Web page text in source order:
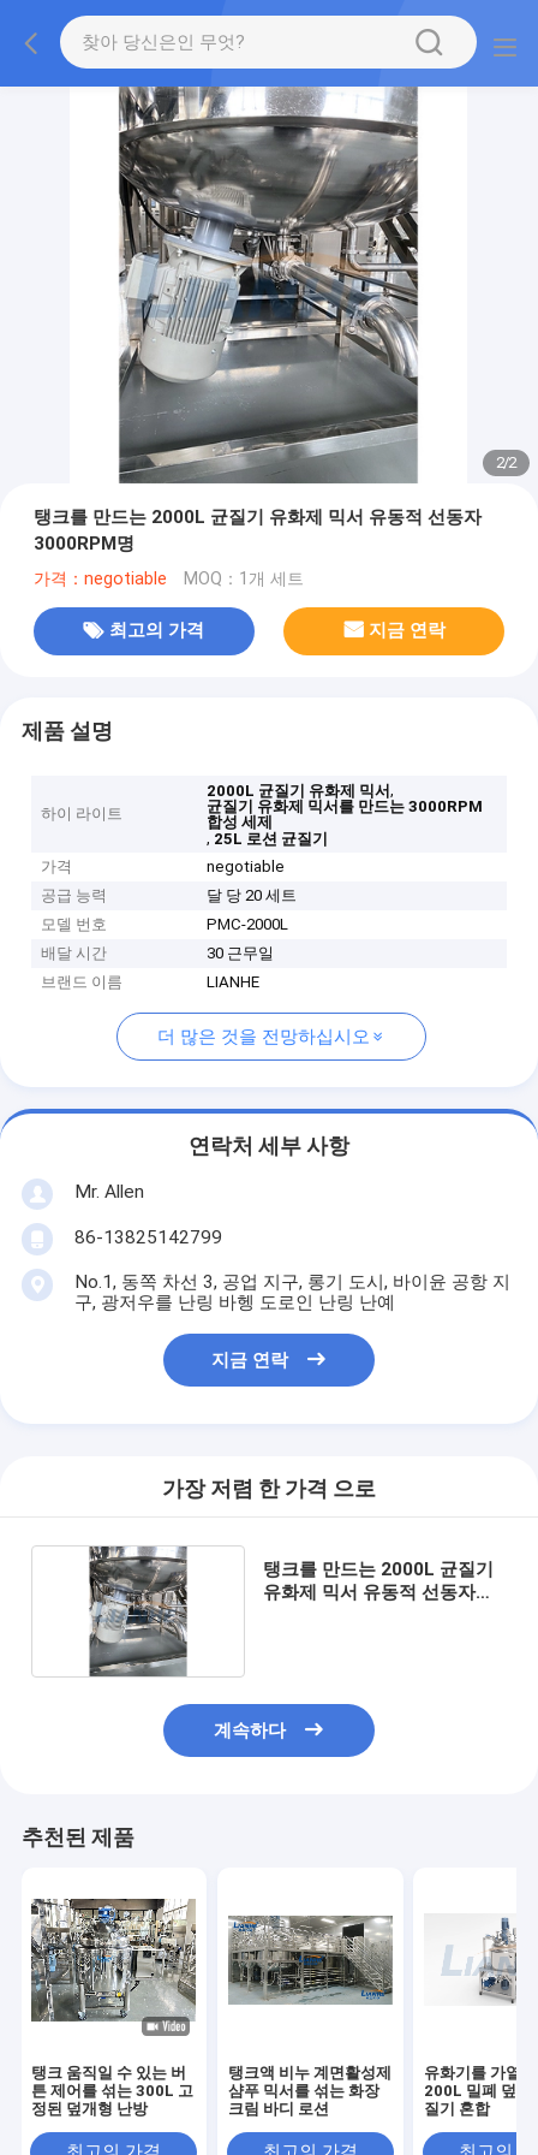
2/2
탱크를 만드는 2000L 균질기 유화제 믹서 유동적 선동자
3000RPM명
가격：negotiable MOQ：1개 세트
최고의 가격 지금 연락
제품 설명
하이 라이트
2000L 균질기 유화제 믹서,
균질기 유화제 믹서를 만드는 3000RPM
합성 세제
, 25L 로션 균질기
가격
negotiable
공급 능력
달 당 20 세트
모델 번호
PMC-2000L
배달 시간
30 근무일
브랜드 이름
LIANHE
더 많은 것을 전망하십시오
연락처 세부 사항
Mr. Allen
86-13825142799
No.1, 동쪽 차선 3, 공업 지구, 롱기 도시, 바이윤 공항 지
구, 광저우를 난링 바헹 도로인 난링 난예
지금 연락
가장 저렴 한 가격 으로
탱크를 만드는 2000L 균질기
유화제 믹서 유동적 선동자
계속하다
추천된 제품
탱크 움직일 수 있는 버
튼 제어를 섞는 300L 고
정된 덮개형 난방
탱크액 비누 계면활성제
샴푸 믹서를 섞는 화장
크림 바디 로션
유화기를 가열
200L 밀폐 덮개
질기 혼합